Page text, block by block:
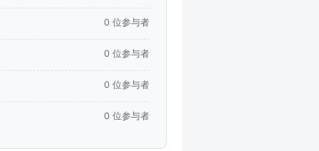
0 位参与者
0 位参与者
0 位参与者
0 位参与者